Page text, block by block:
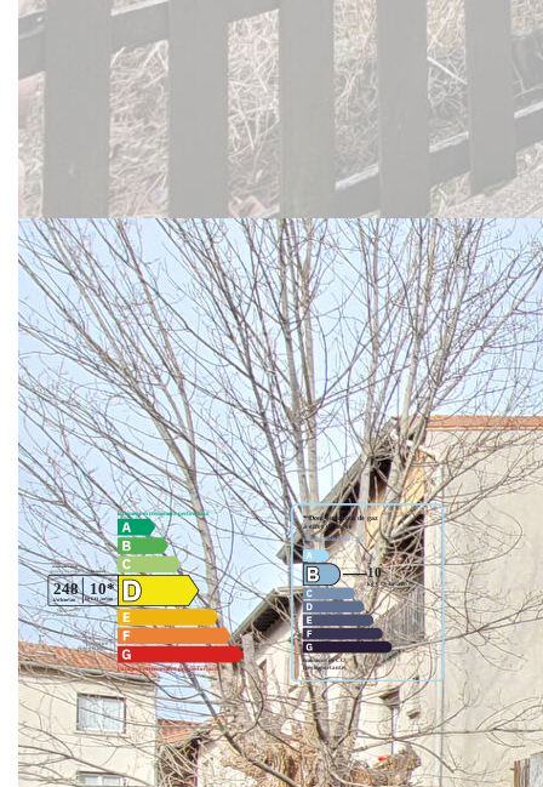
À découvrir sans tarder !
« Consultez l'ensemble de nos biens disponibles sur notre
site internet : www.gibert-immobilier.fr. »
"Gibert Immobilier, votre agence immobilière au Puy-en-
Velay depuis plus de 50 ans, vous accompagne dans tous
vos projets de location, gestion locative, transaction, vente,
assurance, estimation de biens et syndic de copropriété sur
Le Puy et ses alentours."
** €180 400 honoraires inclus|€170 000 hors honoraires|Honoraires : 6.12%
TTC à la charge de l'acquéreur
Nos honoraires Nous contacter
Diagnostics énergétiques
Montant estimé des dépenses annuelles d'énergie pour un
usage standard entre 2240€ et 3090€. indexées aux années
2021,2022 et 2023 (abonnement compris).